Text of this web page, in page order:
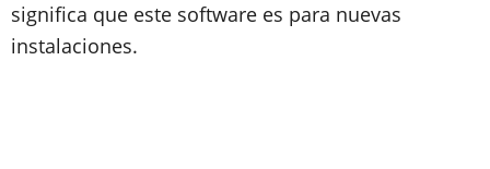
significa que este software es para nuevas
instalaciones.